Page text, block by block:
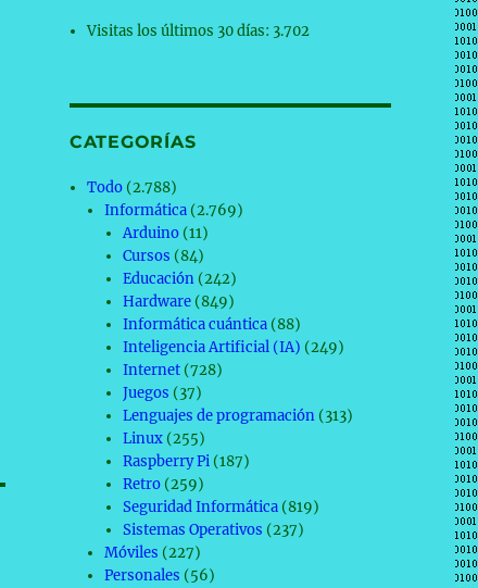
Visitas los últimos 30 días: 3.702
CATEGORÍAS
Todo (2.788)
Informática (2.769)
Arduino(11)
Cursos (84)
Educación(242)
Hardware(849)
Informática cuántica(88)
Inteligencia Artificial (IA) (249)
Internet(728)
Juegos (37)
Lenguajes de programación(313)
Linux(255)
Raspberry Pi(187)
Retro(259)
Seguridad Informática(819)
Sistemas Operativos (237)
Móviles (227)
Personales (56)